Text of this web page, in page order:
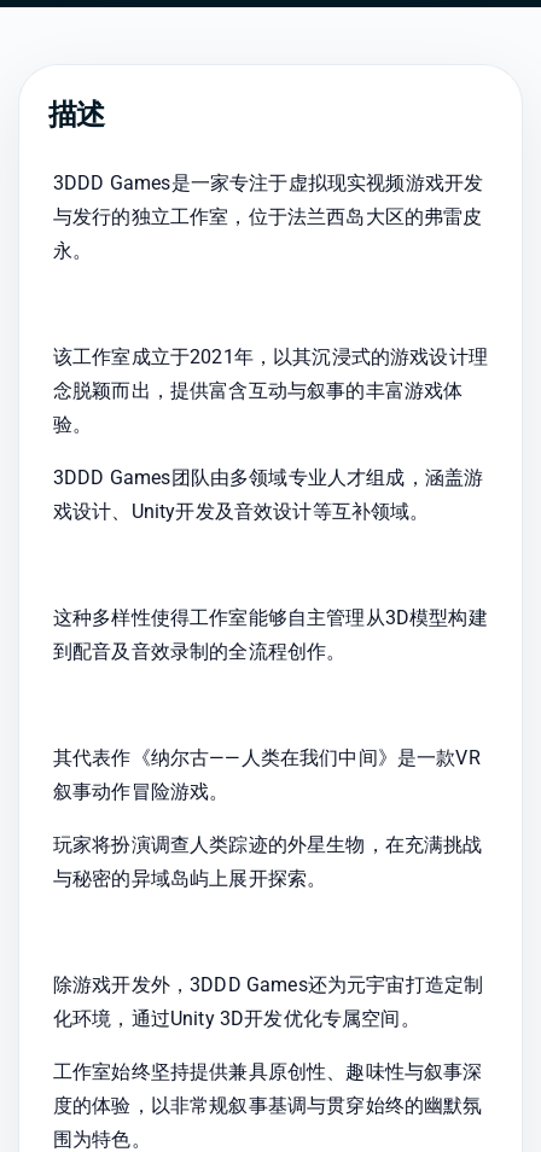
描述
3DDD Games是一家专注于虚拟现实视频游戏开发
与发行的独立工作室，位于法兰西岛大区的弗雷皮
永。
该工作室成立于2021年，以其沉浸式的游戏设计理
念脱颖而出，提供富含互动与叙事的丰富游戏体
验。
3DDD Games团队由多领域专业人才组成，涵盖游
戏设计、Unity开发及音效设计等互补领域。
这种多样性使得工作室能够自主管理从3D模型构建
到配音及音效录制的全流程创作。
其代表作《纳尔古——人类在我们中间》是一款VR
叙事动作冒险游戏。
玩家将扮演调查人类踪迹的外星生物，在充满挑战
与秘密的异域岛屿上展开探索。
除游戏开发外，3DDD Games还为元宇宙打造定制
化环境，通过Unity 3D开发优化专属空间。
工作室始终坚持提供兼具原创性、趣味性与叙事深
度的体验，以非常规叙事基调与贯穿始终的幽默氛
围为特色。